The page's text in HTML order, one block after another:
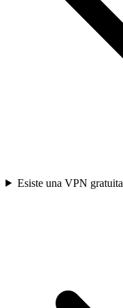
Esiste una VPN